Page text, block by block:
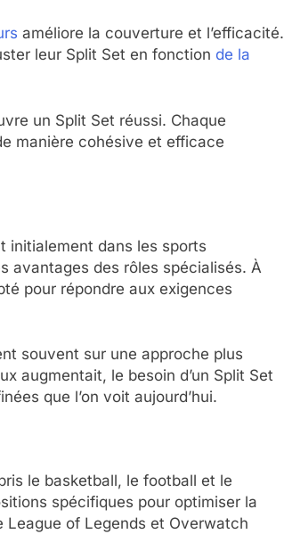
améliore la couverture et l’efficacité.
leur Split Set en fonction de la
un Split Set réussi. Chaque
manière cohésive et efficace
initialement dans les sports
avantages des rôles spécialisés. À
pour répondre aux exigences
souvent sur une approche plus
augmentait, le besoin d’un Split Set
que l’on voit aujourd’hui.
le basketball, le football et le
spécifiques pour optimiser la
League of Legends et Overwatch